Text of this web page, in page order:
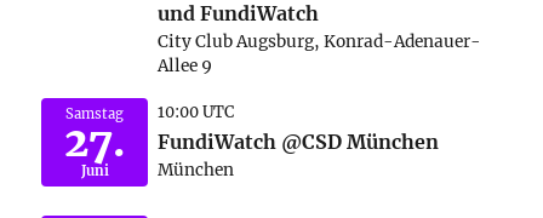
und FundiWatch
City Club Augsburg, Konrad-Adenauer-
Allee 9
Samstag
27.
Juni
10:00 UTC
FundiWatch @CSD München
München